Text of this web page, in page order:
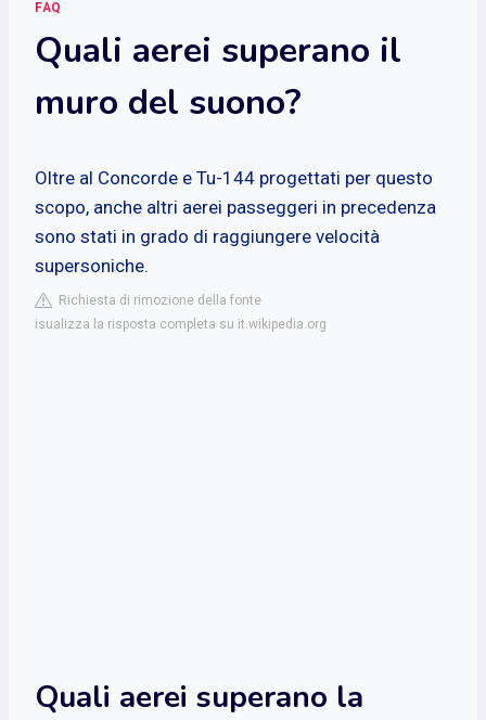
FAQ
Quali aerei superano il
muro del suono?
Oltre al Concorde e Tu-144 progettati per questo
scopo, anche altri aerei passeggeri in precedenza
sono stati in grado di raggiungere velocità
supersoniche.
Richiesta di rimozione della fonte
isualizza la risposta completa su it.wikipedia.org
Quali aerei superano la